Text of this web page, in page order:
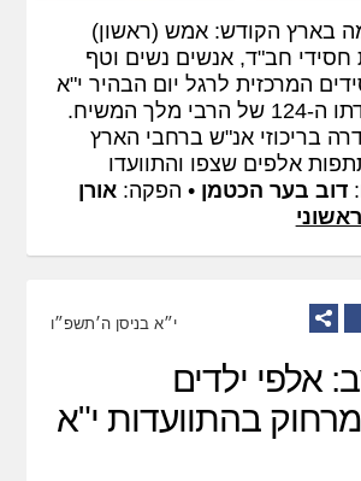
בארץ הקודש: אמש (ראשון)
חב"ד, אנשים נשים וטף
המרכזית לרגל יום הבהיר י"א
בניסן, יום הולדתו ה-124 של הרבי מלך המשיח.
בריכוזי אנ"ש ברחבי הארץ
אלפים שצפו והתוועדו
דוב בער הכטמן • הפקה:אורן
י״א בניסן ה׳תשפ״ו
אלפי ילדים
בהתוועדות י"א